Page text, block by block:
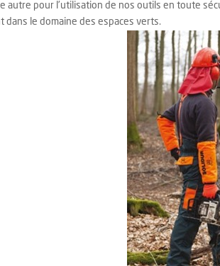
autre pour l’utilisation de nos outils en toute
dans le domaine des espaces verts.